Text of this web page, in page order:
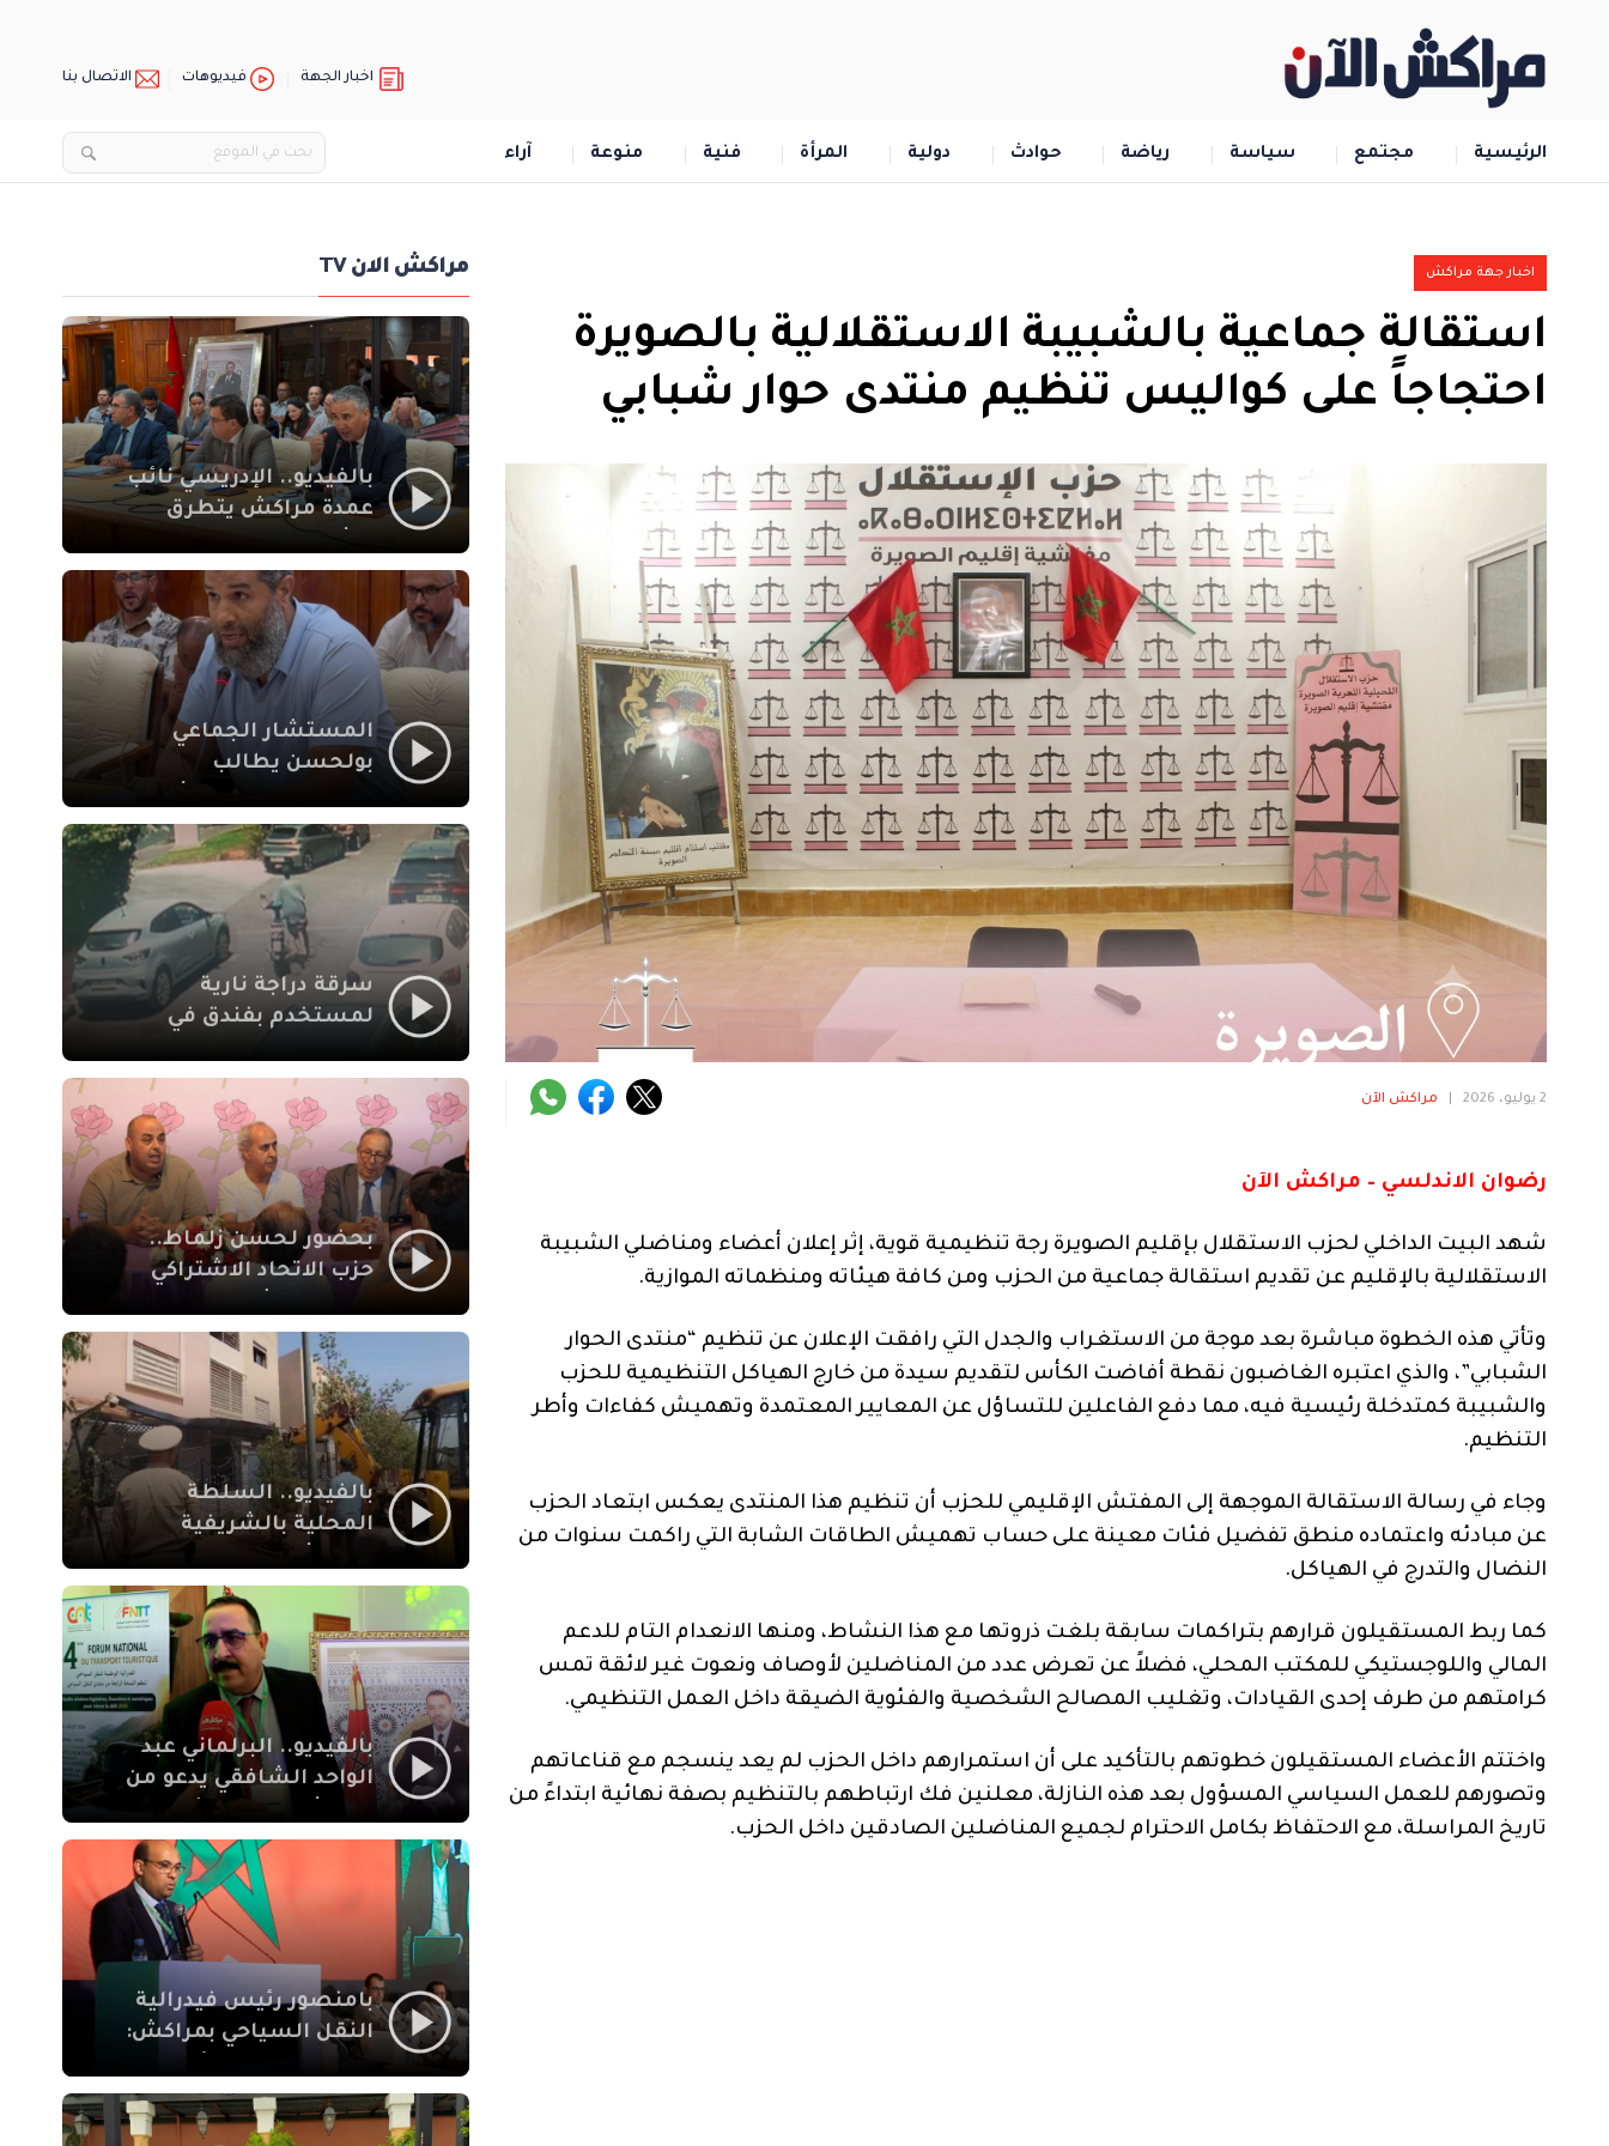
اخبار الجهة فيديوهات الاتصال بنا
الرئيسية مجتمع سياسة رياضة حوادث دولية المرأة فنية منوعة آراء
اخبار جهة مراكش
استقالة جماعية بالشبيبة الاستقلالية بالصويرة
احتجاجاً على كواليس تنظيم منتدى حوار شبابي
2 يوليو، 2026 مراكش الآن
رضوان الاندلسي – مراكش الآن
شهد البيت الداخلي لحزب الاستقلال بإقليم الصويرة رجة تنظيمية قوية، إثر إعلان أعضاء ومناضلي الشبيبة
الاستقلالية بالإقليم عن تقديم استقالة جماعية من الحزب ومن كافة هيئاته ومنظماته الموازية.
وتأتي هذه الخطوة مباشرة بعد موجة من الاستغراب والجدل التي رافقت الإعلان عن تنظيم “منتدى الحوار
الشبابي”، والذي اعتبره الغاضبون نقطة أفاضت الكأس لتقديم سيدة من خارج الهياكل التنظيمية للحزب
والشبيبة كمتدخلة رئيسية فيه، مما دفع الفاعلين للتساؤل عن المعايير المعتمدة وتهميش كفاءات وأطر
التنظيم.
وجاء في رسالة الاستقالة الموجهة إلى المفتش الإقليمي للحزب أن تنظيم هذا المنتدى يعكس ابتعاد الحزب
عن مبادئه واعتماده منطق تفضيل فئات معينة على حساب تهميش الطاقات الشابة التي راكمت سنوات من
النضال والتدرج في الهياكل.
كما ربط المستقيلون قرارهم بتراكمات سابقة بلغت ذروتها مع هذا النشاط، ومنها الانعدام التام للدعم
المالي واللوجستيكي للمكتب المحلي، فضلاً عن تعرض عدد من المناضلين لأوصاف ونعوت غير لائقة تمس
كرامتهم من طرف إحدى القيادات، وتغليب المصالح الشخصية والفئوية الضيقة داخل العمل التنظيمي.
واختتم الأعضاء المستقيلون خطوتهم بالتأكيد على أن استمرارهم داخل الحزب لم يعد ينسجم مع قناعاتهم
وتصورهم للعمل السياسي المسؤول بعد هذه النازلة، معلنين فك ارتباطهم بالتنظيم بصفة نهائية ابتداءً من
تاريخ المراسلة، مع الاحتفاظ بكامل الاحترام لجميع المناضلين الصادقين داخل الحزب.
مراكش الان TV
بالفيديو.. الإدريسي نائب
عمدة مراكش يتطرق
الاجتماعي في نقل
المحطة الطرقية إلى
العزوزية
المستشار الجماعي
بولحسن يطالب
أشغال شارع علال
الفاسي بمراكش
سرقة دراجة نارية
لمستخدم بفندق في
بمراكش
بحضور لحسن زلماط..
حزب الاتحاد الاشتراكي
مقراً بمقاطعة سيدي
يوسف بن علي مراكش
بالفيديو.. السلطة
المحلية بالشريفية
بنايات غير قانونية بإقامة
الإيمان
بالفيديو.. البرلماني عبد
الواحد الشافقي يدعو من
النقل السياحي لمواكبة
بامنصور رئيس فيدرالية
النقل السياحي بمراكش:
والاصلاح التشريعي
ركيزتان أساسيتان لكسب